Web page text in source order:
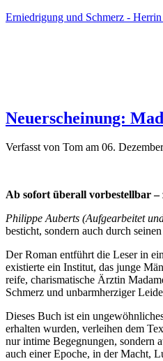
Erniedrigung und Schmerz -
Neuerscheinung:
Verfasst von Tom am 06.
Ab sofort überall vorbestellbar
Philippe Auberts (Aufgearbeitet
besticht, sondern auch durch
Der Roman entführt die Leser in
existierte ein Institut, das junge
reife, charismatische Ärztin
Schmerz und unbarmherziger
Dieses Buch ist ein
erhalten wurden, verleihen dem
nur intime Begegnungen, sondern
auch einer Epoche, in der Macht,